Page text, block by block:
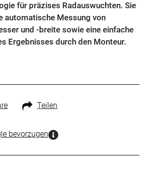
für präzises Radauswuchten. Sie
automatische Messung von
und -breite sowie eine einfache
Ergebnisses durch den Monteur.
Teilen
bevorzugen